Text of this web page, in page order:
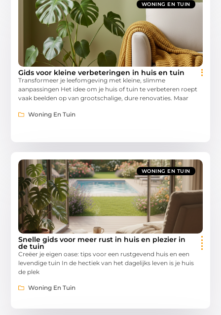
WONING EN TUIN
Gids voor kleine verbeteringen in huis en tuin
Transformeer je leefomgeving met kleine, slimme
aanpassingen Het idee om je huis of tuin te verbeteren roept
vaak beelden op van grootschalige, dure renovaties. Maar
Woning En Tuin
WONING EN TUIN
Snelle gids voor meer rust in huis en plezier in
de tuin
Creëer je eigen oase: tips voor een rustgevend huis en een
levendige tuin In de hectiek van het dagelijks leven is je huis
de plek
Woning En Tuin